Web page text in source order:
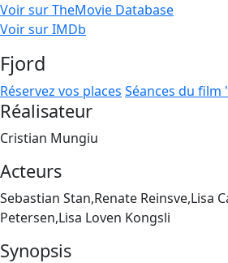
Voir sur TheMovie Database
Voir sur IMDb
Fjord
Réservez vos places Séances du film
Réalisateur
Cristian Mungiu
Acteurs
Sebastian Stan,Renate Reinsve,Lisa
Petersen,Lisa Loven Kongsli
Synopsis